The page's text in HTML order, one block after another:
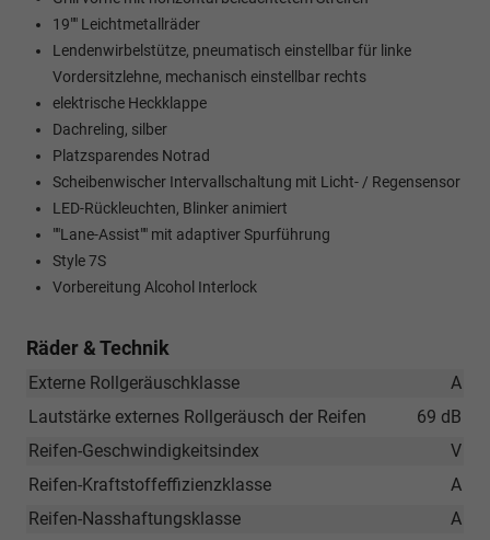
19"" Leichtmetallräder
Lendenwirbelstütze, pneumatisch einstellbar für linke
Vordersitzlehne, mechanisch einstellbar rechts
elektrische Heckklappe
Dachreling, silber
Platzsparendes Notrad
Scheibenwischer Intervallschaltung mit Licht- / Regensensor
LED-Rückleuchten, Blinker animiert
""Lane-Assist"" mit adaptiver Spurführung
Style 7S
Vorbereitung Alcohol Interlock
Räder & Technik
A
Externe Rollgeräuschklasse
69 dB
Lautstärke externes Rollgeräusch der Reifen
V
Reifen-Geschwindigkeitsindex
A
Reifen-Kraftstoffeffizienzklasse
A
Reifen-Nasshaftungsklasse